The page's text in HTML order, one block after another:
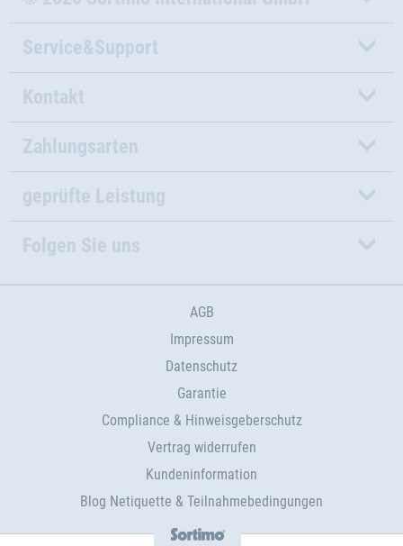
Service&Support
Kontakt
Zahlungsarten
geprüfte Leistung
Folgen Sie uns
AGB
Impressum
Datenschutz
Garantie
Compliance & Hinweisgeberschutz
Vertrag widerrufen
Kundeninformation
Blog Netiquette & Teilnahmebedingungen